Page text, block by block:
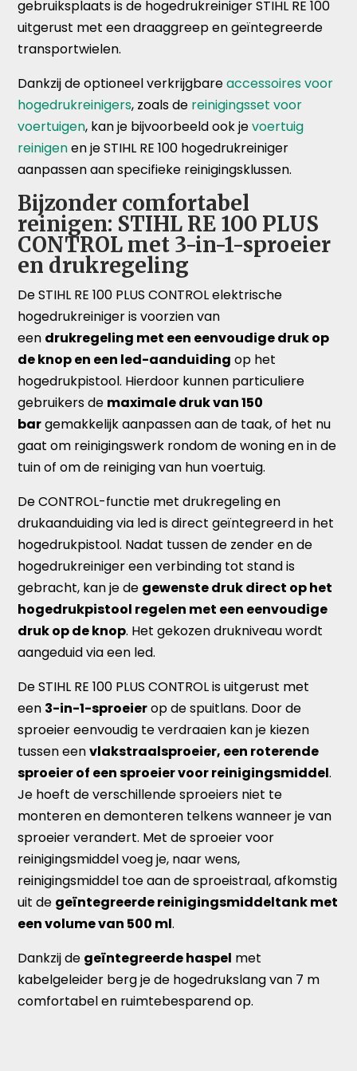
gebruiksplaats is de hogedrukreiniger STIHL RE 100
uitgerust met een draaggreep en geïntegreerde
transportwielen.
Dankzij de optioneel verkrijgbareaccessoires voor
hogedrukreinigers, zoals de reinigingsset voor
voertuigen, kan je bijvoorbeeld ook jevoertuig
reinigenen je STIHL RE 100 hogedrukreiniger
aanpassen aan specifieke reinigingsklussen.
Bijzonder comfortabel
reinigen: STIHL RE 100 PLUS
CONTROL met 3-in-1-sproeier
en drukregeling
De STIHL RE 100 PLUS CONTROL elektrische
hogedrukreiniger is voorzien van
een drukregeling met een eenvoudige druk op
de knop en een led-aanduiding op het
hogedrukpistool. Hierdoor kunnen particuliere
gebruikers de maximale druk van 150
bargemakkelijk aanpassen aan de taak, of het nu
gaat om reinigingswerk rondom de woning en in de
tuin of om de reiniging van hun voertuig.
De CONTROL-functie met drukregeling en
drukaanduiding via led is direct geïntegreerd in het
hogedrukpistool. Nadat tussen de zender en de
hogedrukreiniger een verbinding tot stand is
gebracht, kan je de gewenste druk direct op het
hogedrukpistool regelen met een eenvoudige
druk op de knop. Het gekozen drukniveau wordt
aangeduid via een led.
De STIHL RE 100 PLUS CONTROL is uitgerust met
een 3-in-1-sproeierop de spuitlans. Door de
sproeier eenvoudig te verdraaien kan je kiezen
tussen eenvlakstraalsproeier, een roterende
sproeier of een sproeier voor reinigingsmiddel.
Je hoeft de verschillende sproeiers niet te
monteren en demonteren telkens wanneer je van
sproeier verandert. Met de sproeier voor
reinigingsmiddel voeg je, naar wens,
reinigingsmiddel toe aan de sproeistraal, afkomstig
uit de geïntegreerde reinigingsmiddeltank met
een volume van 500 ml.
Dankzij de geïntegreerde haspel met
kabelgeleider berg je de hogedrukslang van 7 m
comfortabel en ruimtebesparend op.